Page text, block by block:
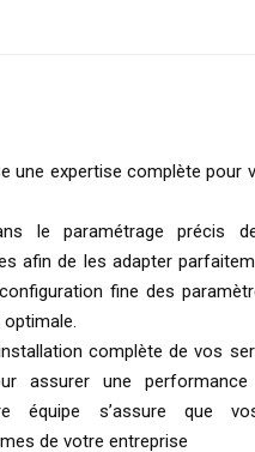
une expertise complète pour
le paramétrage précis
afin de les adapter
fine des
complète de vos
assurer une
équipe s’assure que
de votre entreprise